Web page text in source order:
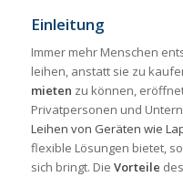
Einleitung
Immer mehr Menschen
leihen, anstatt sie zu
mieten zu können,
Privatpersonen und
Leihen von Geräten wie
flexible Lösungen bietet,
sich bringt. Die Vorteile